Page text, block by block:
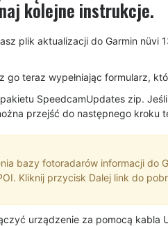
kolejne instrukcje.
plik aktualizacji do Garmin nüvi
go teraz wypełniając formularz,
SpeedcamUpdates zip.
przejść do następnego kroku
bazy fotoradarów informacji do
Kliknij przycisk Dalej link do
urządzenie za pomocą kabla